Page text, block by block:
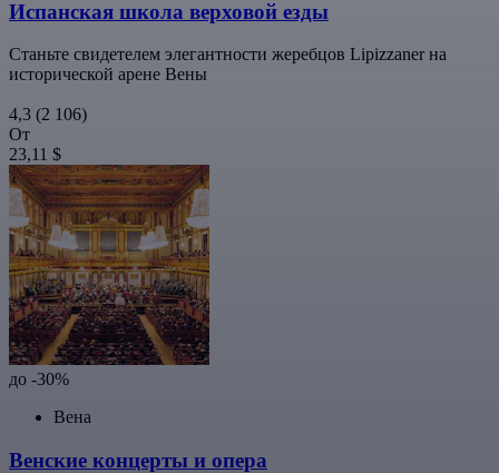
Испанская школа верховой езды
Станьте свидетелем элегантности жеребцов Lipizzaner на
исторической арене Вены
4,3 (2 106)
От
23,11 $
до -30%
Вена
Венские концерты и опера